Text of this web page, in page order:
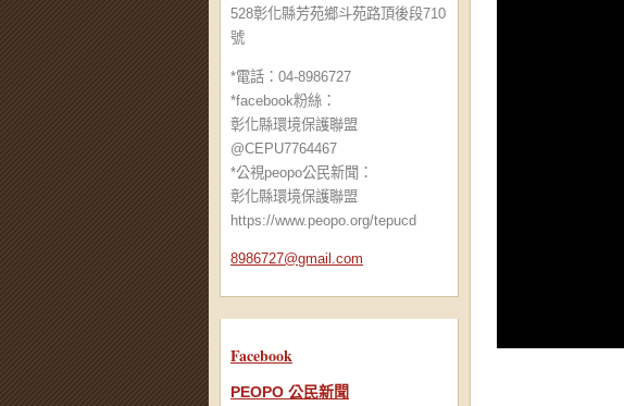
528彰化縣芳苑鄉斗苑路頂後段710
號
*電話：04-8986727
*facebook粉絲：
彰化縣環境保護聯盟
@CEPU7764467
*公視peopo公民新聞：
彰化縣環境保護聯盟
https://www.peopo.org/tepucd
8986727@gmail.com
Facebook
PEOPO 公民新聞